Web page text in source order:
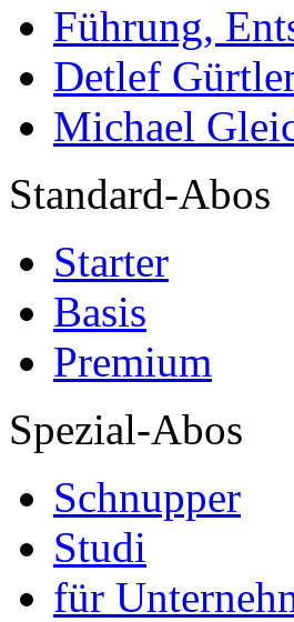
Führung,
Detlef
Michael
Standard-Abos
Starter
Basis
Premium
Spezial-Abos
Schnupper
Studi
für